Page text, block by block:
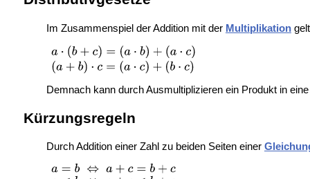
Im Zusammenspiel der Addition mit der Multiplikation
Demnach kann durch Ausmultiplizieren ein Produkt in
Kürzungsregeln
Durch Addition einer Zahl zu beiden Seiten einer